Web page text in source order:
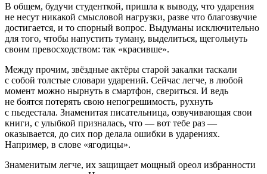
В общем, будучи студенткой, пришла к выводу, что ударения
не несут никакой смысловой нагрузки, разве что благозвучие
достигается, и то спорный вопрос. Выдуманы исключительно
для того, чтобы напустить туману, выделиться, щегольнуть
своим превосходством: так «красивше».
Между прочим, звёздные актёры старой закалки таскали
с собой толстые словари ударений. Сейчас легче, в любой
момент можно нырнуть в смартфон, свериться. И ведь
не боятся потерять свою непогрешимость, рухнуть
с пьедестала. Знаменитая писательница, озвучивающая свои
книги, с улыбкой призналась, что — вот тебе раз —
оказывается, до сих пор делала ошибки в ударениях.
Например, в слове «ягодицы».
Знаменитым легче, их защищает мощный ореол избранности